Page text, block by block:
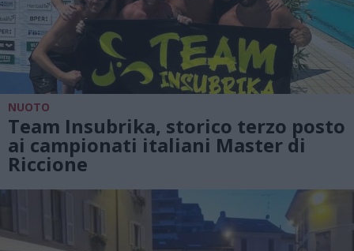
NUOTO
Team Insubrika, storico terzo posto
ai campionati italiani Master di
Riccione